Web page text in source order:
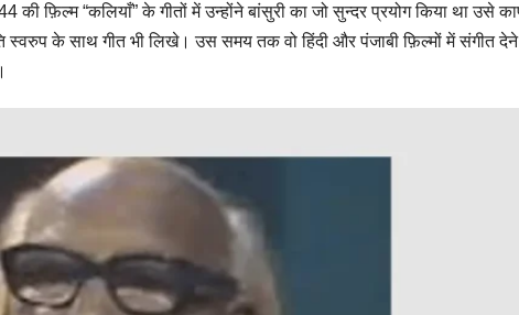
फ़िल्म “कलियाँ” के गीतों में उन्होंने बांसुरी का जो सुन्दर प्रयोग किया था उसे
स्वरुप के साथ गीत भी लिखे। उस समय तक वो हिंदी और पंजाबी फ़िल्मों में संगीत